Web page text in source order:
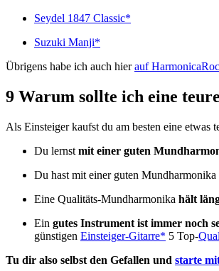
Seydel 1847 Classic*
Suzuki Manji*
Übrigens habe ich auch hierauf
9 Warum sollte ich eine
Als Einsteiger kaufst du am besten eine etwas
Du lernst mit einer guten
Du hast mit einer guten
Eine Qualitäts-Mundharmonika hält
Ein gutes Instrument ist immer noch
günstigen Einsteiger-Gitarre* 5 Top-
Tu dir also selbst den Gefallen und starte